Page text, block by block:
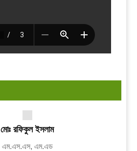
মোঃ রফিকুল ইসলাম
এম.এস.এস, এম.এড